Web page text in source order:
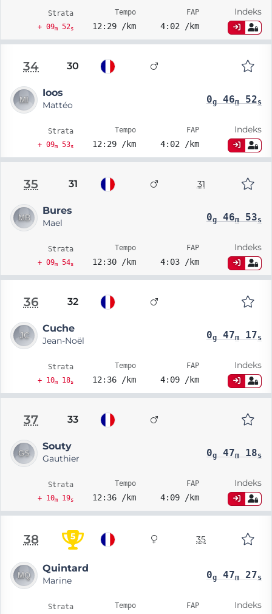
Strata
+ 09m52s
Tempo
12:29 /km
FAP
4:02 /km
Indeks
34 30
Ioos
Mattéo 0g46m52s
Strata
+ 09m53s
Tempo
12:29 /km
FAP
4:02 /km
Indeks
35 31 31
Bures
Mael 0g46m53s
Strata
+ 09m54s
Tempo
12:30 /km
FAP
4:03 /km
Indeks
36 32
Cuche
Jean-Noël 0g47m17s
Strata
+ 10m18s
Tempo
12:36 /km
FAP
4:09 /km
Indeks
37 33
Souty
Gauthier 0g47m18s
Strata
+ 10m19s
Tempo
12:36 /km
FAP
4:09 /km
Indeks
38 5 35
Quintard
Marine 0g47m27s
Strata Tempo FAP Indeks